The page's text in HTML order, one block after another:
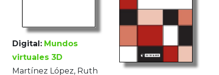
Digital: Mundos
virtuales 3D
Martínez López, Ruth